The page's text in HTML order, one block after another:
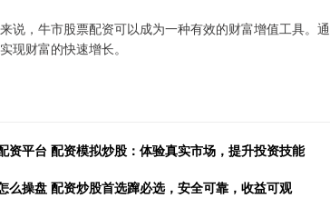
说，牛市股票配资可以成为一种有效的财富增值工具。
现财富的快速增长。
资平台 配资模拟炒股：体验真实市场，提升投资技能
么操盘 配资炒股首选蹿必选，安全可靠，收益可观